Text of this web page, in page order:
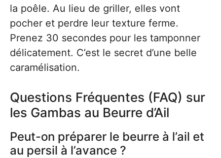
la poêle. Au lieu de griller, elles vont
pocher et perdre leur texture ferme.
Prenez 30 secondes pour les tamponner
délicatement. C’est le secret d’une belle
caramélisation.
Questions Fréquentes (FAQ) sur
les Gambas au Beurre d’Ail
Peut-on préparer le beurre à l’ail et
au persil à l’avance ?